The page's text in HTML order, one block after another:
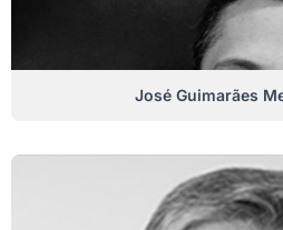
José Guimarães